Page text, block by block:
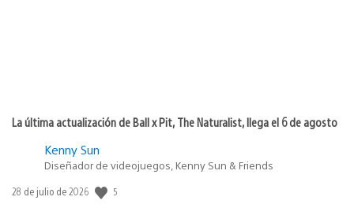
La última actualización de Ball x Pit, The Naturalist, llega el 6 de agosto
Kenny Sun
Diseñador de videojuegos, Kenny Sun & Friends
Fecha
28 de julio de 2026 5